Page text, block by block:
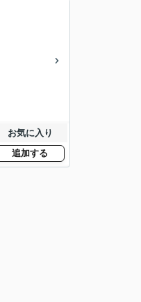
お気に入り
追加する